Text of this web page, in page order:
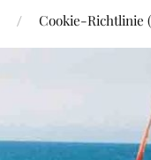
Cookie-Richtlinie